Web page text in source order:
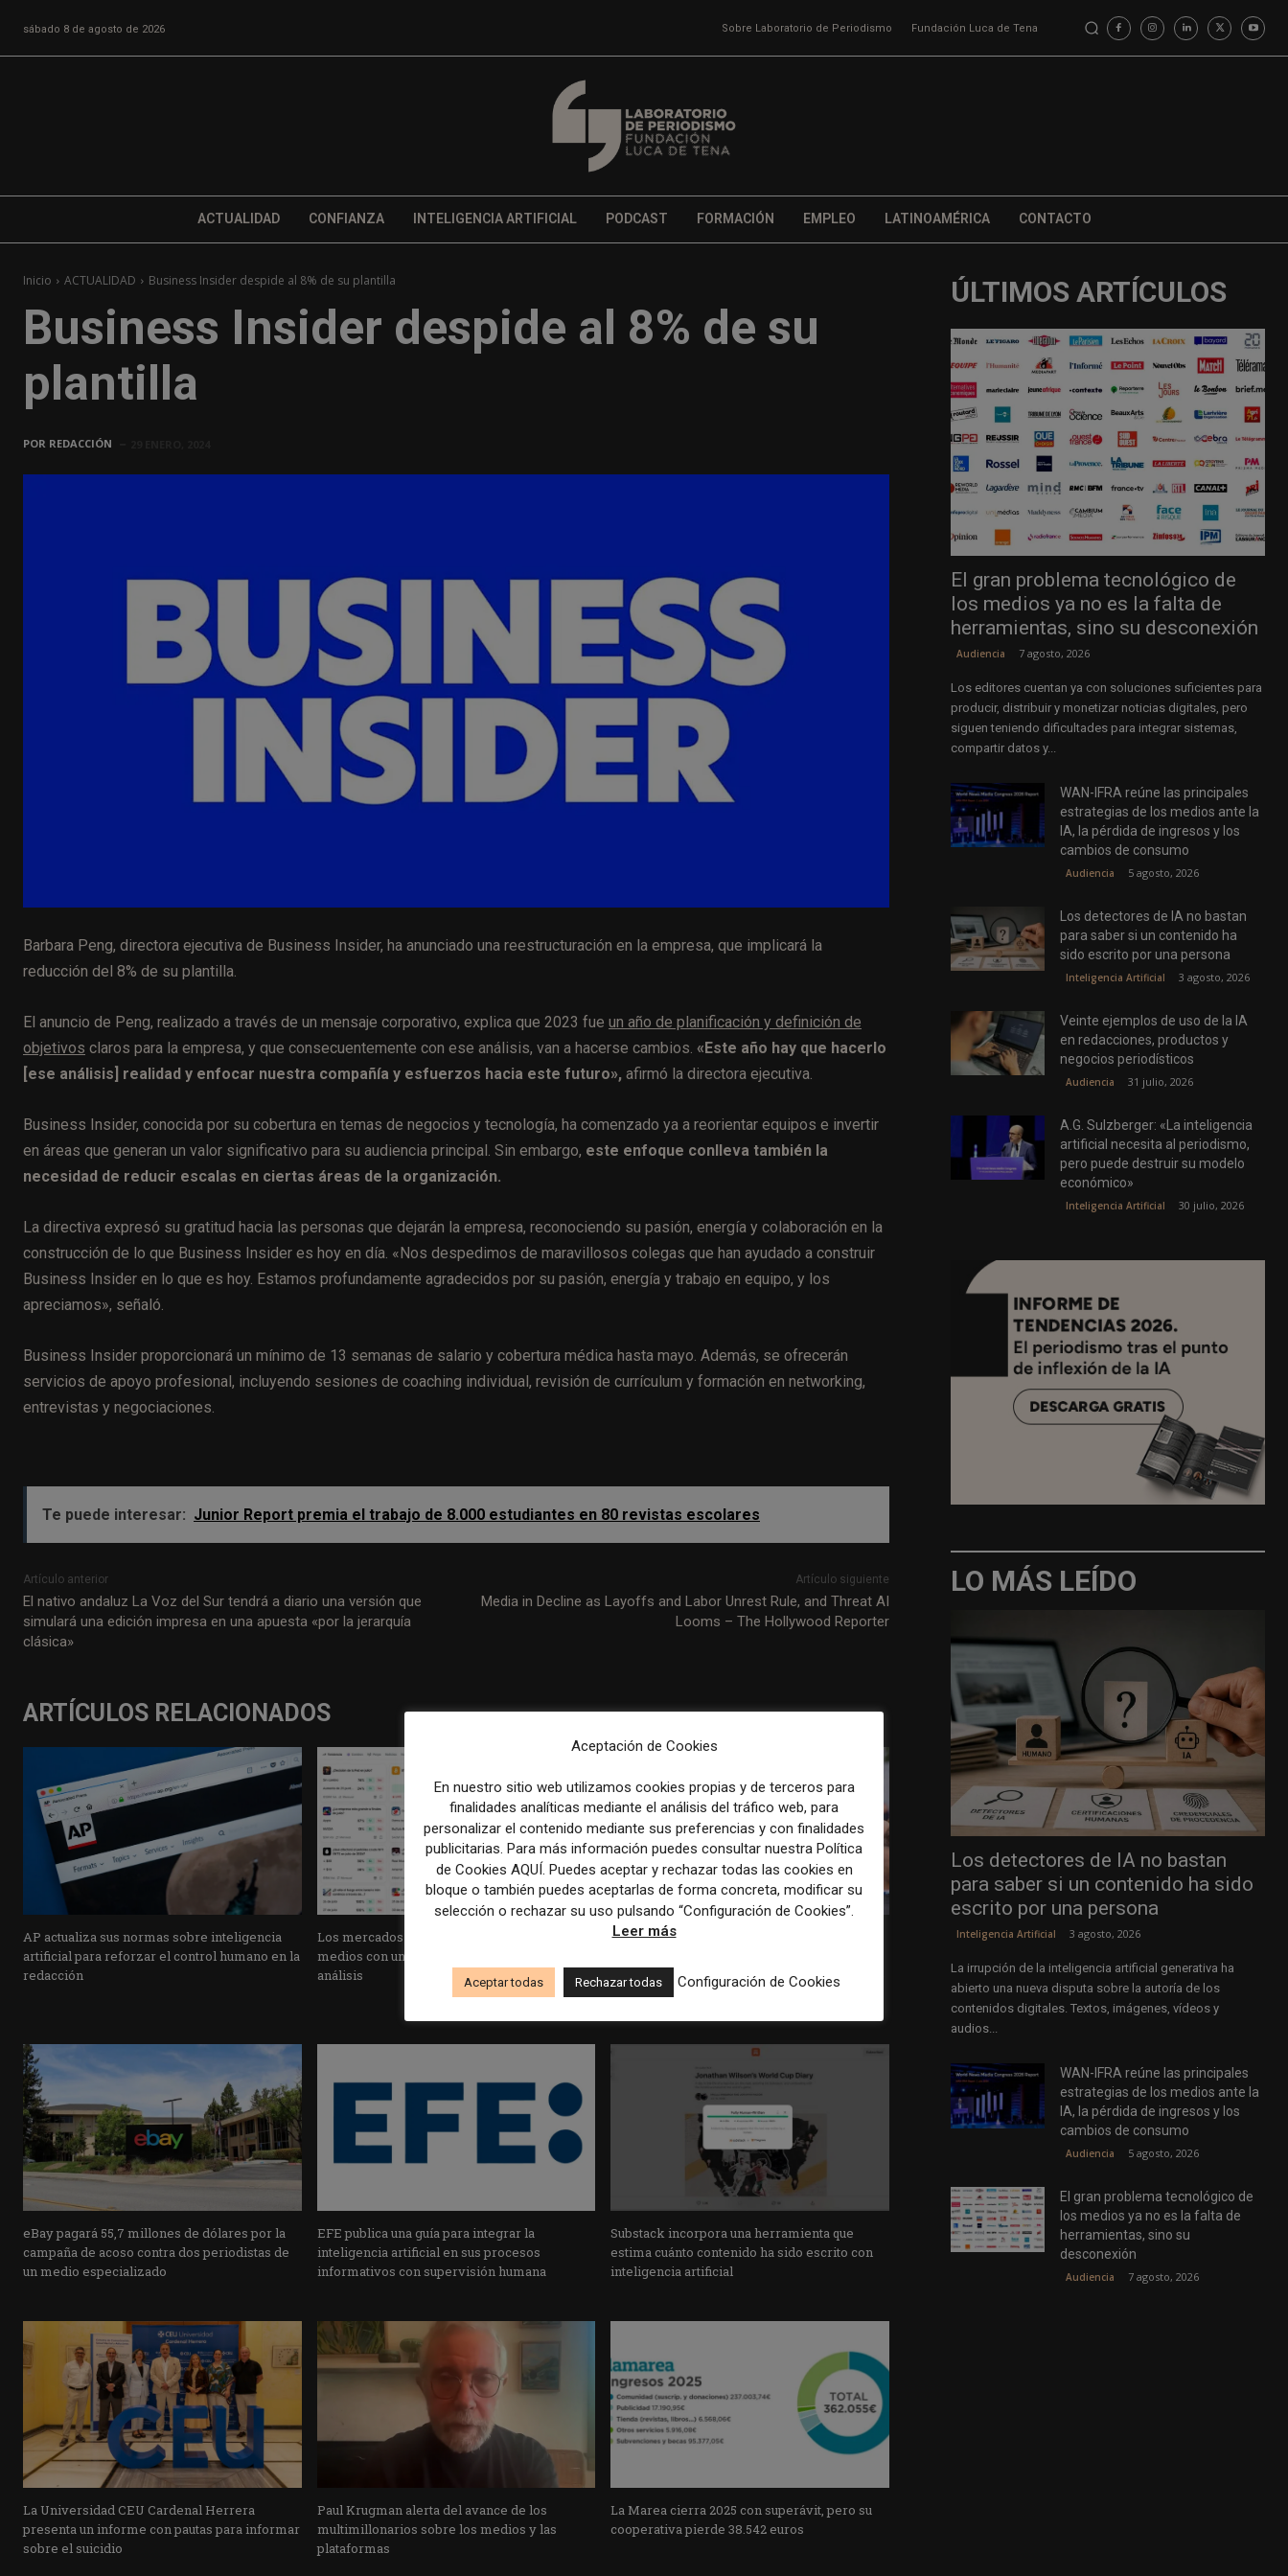
sábado 8 de agosto de 2026 Sobre Laboratorio de Periodismo Fundación Luca de Tena
ACTUALIDAD CONFIANZA INTELIGENCIA ARTIFICIAL PODCAST FORMACIÓN EMPLEO LATINOAMÉRICA CONTACTO
Inicio ACTUALIDAD Business Insider despide al 8% de su plantilla
Business Insider despide al 8% de su
plantilla
POR REDACCIÓN
Barbara Peng, directora ejecutiva de Business Insider, ha anunciado una reestructuración en la empresa, que implicará la
reducción del 8% de su plantilla.
El anuncio de Peng, realizado a través de un mensaje corporativo, explica que 2023 fue un año de planificación y definición de
objetivos claros para la empresa, y que consecuentemente con ese análisis, van a hacerse cambios. «Este año hay que hacerlo
[ese análisis] realidad y enfocar nuestra compañía y esfuerzos hacia este futuro», afirmó la directora ejecutiva.
Business Insider, conocida por su cobertura en temas de negocios y tecnología, ha comenzado ya a reorientar equipos e invertir
en áreas que generan un valor significativo para su audiencia principal. Sin embargo, este enfoque conlleva también la
necesidad de reducir escalas en ciertas áreas de la organización.
La directiva expresó su gratitud hacia las personas que dejarán la empresa, reconociendo su pasión, energía y colaboración en la
construcción de lo que Business Insider es hoy en día. «Nos despedimos de maravillosos colegas que han ayudado a construir
Business Insider en lo que es hoy. Estamos profundamente agradecidos por su pasión, energía y trabajo en equipo, y los
apreciamos», señaló.
Business Insider proporcionará un mínimo de 13 semanas de salario y cobertura médica hasta mayo. Además, se ofrecerán
servicios de apoyo profesional, incluyendo sesiones de coaching individual, revisión de currículum y formación en networking,
entrevistas y negociaciones.
Te puede interesar: Junior Report premia el trabajo de 8.000 estudiantes en 80 revistas escolares
Artículo anterior
El nativo andaluz La Voz del Sur tendrá a diario una versión que
simulará una edición impresa en una apuesta «por la jerarquía
clásica»
Artículo siguiente
Media in Decline as Layoffs and Labor Unrest Rule, and Threat AI
Looms – The Hollywood Reporter
ARTÍCULOS RELACIONADOS
AP actualiza sus normas sobre inteligencia
artificial para reforzar el control humano en la
redacción
Los mercados de predicción dan el salto a los
medios con una plataforma de noticias y
análisis
Los Colegios de Periodistas piden al
Agencia EFE que rectifiquen convocatorias de
empleo por favorecer el intrusismo
eBay pagará 55,7 millones de dólares por la
campaña de acoso contra dos periodistas de
un medio especializado
EFE publica una guía para integrar la
inteligencia artificial en sus procesos
informativos con supervisión humana
Substack incorpora una herramienta que
estima cuánto contenido ha sido escrito con
inteligencia artificial
La Universidad CEU Cardenal Herrera
presenta un informe con pautas para informar
sobre el suicidio
Paul Krugman alerta del avance de los
multimillonarios sobre los medios y las
plataformas
La Marea cierra 2025 con superávit, pero su
cooperativa pierde 38.542 euros
ÚLTIMOS ARTÍCULOS
El gran problema tecnológico de
los medios ya no es la falta de
herramientas, sino su desconexión
Audiencia 7 agosto, 2026
Los editores cuentan ya con soluciones suficientes para
producir, distribuir y monetizar noticias digitales, pero
siguen teniendo dificultades para integrar sistemas,
compartir datos y...
WAN-IFRA reúne las principales
estrategias de los medios ante la
IA, la pérdida de ingresos y los
cambios de consumo
Audiencia 5 agosto, 2026
Los detectores de IA no bastan
para saber si un contenido ha
sido escrito por una persona
Inteligencia Artificial 3 agosto, 2026
Veinte ejemplos de uso de la IA
en redacciones, productos y
negocios periodísticos
Audiencia 31 julio, 2026
A.G. Sulzberger: «La inteligencia
artificial necesita al periodismo,
pero puede destruir su modelo
económico»
Inteligencia Artificial 30 julio, 2026
LO MÁS LEÍDO
Los detectores de IA no bastan
para saber si un contenido ha sido
escrito por una persona
Inteligencia Artificial 3 agosto, 2026
La irrupción de la inteligencia artificial generativa ha
abierto una nueva disputa sobre la autoría de los
contenidos digitales. Textos, imágenes, vídeos y
audios...
WAN-IFRA reúne las principales
estrategias de los medios ante la
IA, la pérdida de ingresos y los
cambios de consumo
Audiencia 5 agosto, 2026
El gran problema tecnológico de
los medios ya no es la falta de
herramientas, sino su
desconexión
Audiencia 7 agosto, 2026
Aceptación de Cookies
En nuestro sitio web utilizamos cookies propias y de terceros para
finalidades analíticas mediante el análisis del tráfico web, para
personalizar el contenido mediante sus preferencias y con finalidades
publicitarias. Para más información puedes consultar nuestra Política
de Cookies AQUÍ. Puedes aceptar y rechazar todas las cookies en
bloque o también puedes aceptarlas de forma concreta, modificar su
selección o rechazar su uso pulsando “Configuración de Cookies”.
Leer más
Aceptar todas Rechazar todas Configuración de Cookies